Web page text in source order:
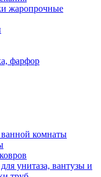
жаропрочные
фарфор
ванной комнаты
унитаза, вантузы и